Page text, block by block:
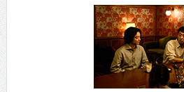
CINEMA×STYLE 288号
CINEMA×STYLE 287号
CINEMA×STYLE 286号
CINEMA×STYLE 285号